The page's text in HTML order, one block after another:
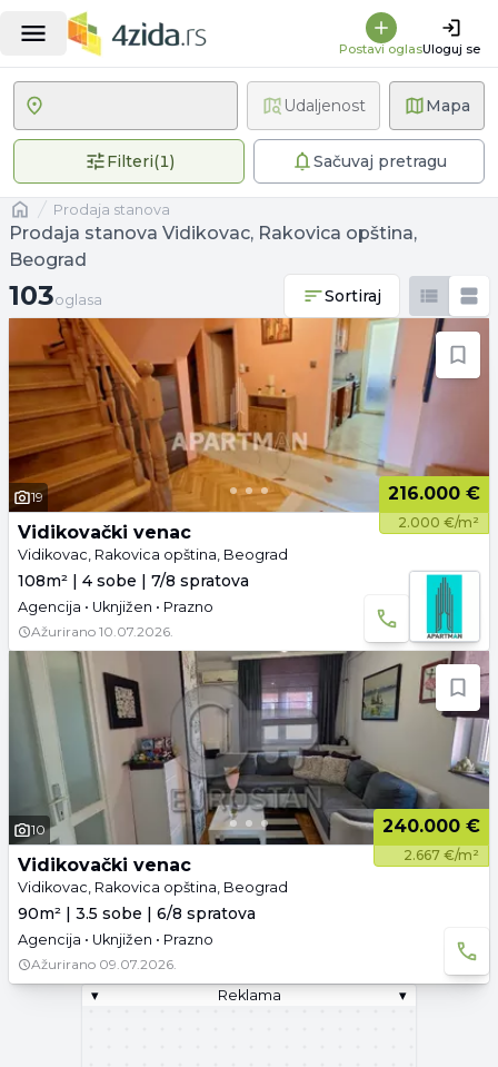
Postavi oglasUloguj se
Mapa
Filteri(1)1 primenjen filterSačuvaj pretragu
Udaljenost
Naslovnaprodaja stanova
Prodaja stanova Vidikovac, Rakovica opština,
Beograd
103 oglasa
103oglasa Sortiraj
19 216.000 €
2.000 €/m²
Vidikovački venac
Vidikovac, Rakovica opština, Beograd
108m² | 4 sobe | 7/8 spratova
Agencija • Uknjižen • Prazno
Ažurirano 10.07.2026.
10 240.000 €
2.667 €/m²
Vidikovački venac
Vidikovac, Rakovica opština, Beograd
90m² | 3.5 sobe | 6/8 spratova
Agencija • Uknjižen • Prazno
Ažurirano 09.07.2026.
▾
Reklama ▾